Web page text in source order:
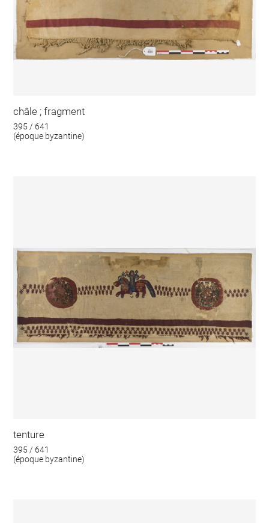
châle ; fragment
395 / 641
(époque byzantine)
tenture
395 / 641
(époque byzantine)